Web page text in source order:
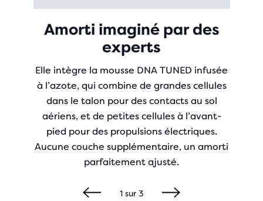
Amorti imaginé par des
experts
Elle intègre la mousse DNA TUNED infusée
à l’azote, qui combine de grandes cellules
dans le talon pour des contacts au sol
aériens, et de petites cellules à l’avant-
pied pour des propulsions électriques.
Aucune couche supplémentaire, un amorti
parfaitement ajusté.
1sur 3